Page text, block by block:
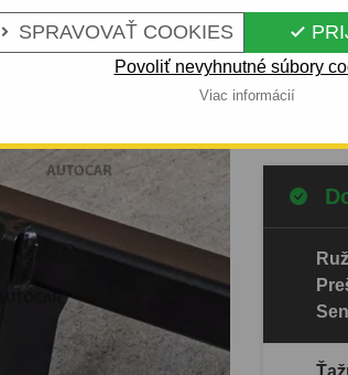
SPRAVOVAŤ COOKIES 
Povoliť nevyhnutné súbory
Viac informácií
Ťažné
Opel
Celý popis